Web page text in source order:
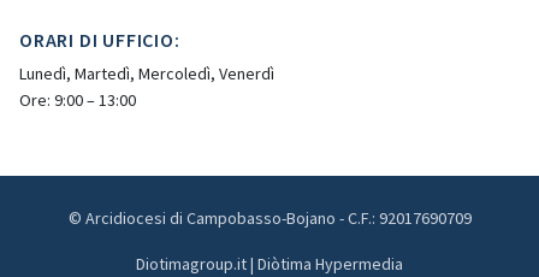
ORARI DI UFFICIO:
Lunedì, Martedì, Mercoledì, Venerdì
Ore: 9:00 – 13:00
© Arcidiocesi di Campobasso-Bojano - C.F.: 92017690709
Diotimagroup.it | Diòtima Hypermedia